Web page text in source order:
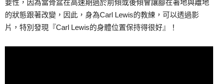
要性，因為當骨盆在高速期過於前傾或後傾會讓腳在著地與離地
的狀態跟著改變，因此，身為Carl Lewis的教練，可以透過影
片，特別發現『Carl Lewis的身體位置保持得很好』！